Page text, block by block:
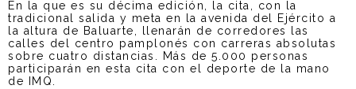
En la que es su décima edición, la cita, con la
tradicional salida y meta en la avenida del Ejército a
la altura de Baluarte, llenarán de corredores las
calles del centro pamplonés con carreras absolutas
sobre cuatro distancias. Más de 5.000 personas
participarán en esta cita con el deporte de la mano
de IMQ.